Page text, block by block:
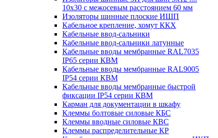
10х30 с межосевым расстоянием 60 мм
Изоляторы шинные плоские ИШП
Кабельное крепление, хомут ККХ
Кабельные ввод-сальники
Кабельные ввод-сальники латунные
Кабельные вводы мембранные RAL7035
IP65 серии КВМ
Кабельные вводы мембранные RAL9005
IP54 серии КВМ
Кабельные вводы мембранные быстрой
фиксации IP54 серии КВМ
Карман для документации в шкафу
Клеммы болтовые силовые КБС
Клеммы вводные силовые КВС
Клеммы распределительные КР